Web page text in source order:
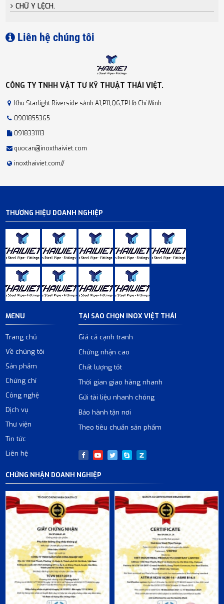
CHỮ Y LỆCH.
Liên hệ chúng tôi
CÔNG TY TNHH VẬT TƯ KỸ THUẬT THÁI VIỆT.
Khu Starlight Riverside sảnh A1,P11,Q6,TP.Hồ Chí Minh.
0901855365
0918331113
quocan@inoxthaiviet.com
inoxthaiviet.com//
THƯƠNG HIỆU DOANH NGHIỆP
MENU
Trang chủ
Về chúng tôi
Sản phẩm
Chứng chỉ
Công nghệ
Dịch vụ
Thư viện
Tin tức
Liên hệ
TẠI SAO CHỌN INOX VIỆT THÁI
Giá cả cạnh tranh
Chứng nhận cao
Chất lượng tốt
Thời gian giao hàng nhanh
Gửi tài liệu nhanh chóng
Bảo hành tận nơi
Theo tiêu chuẩn sản phẩm
CHỨNG NHẬN DOANH NGHIỆP